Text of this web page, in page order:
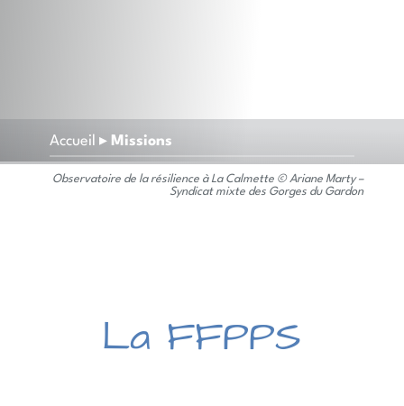
Accueil ▸ Missions
Observatoire de la résilience à La Calmette © Ariane Marty –
Syndicat mixte des Gorges du Gardon
La FFPPS